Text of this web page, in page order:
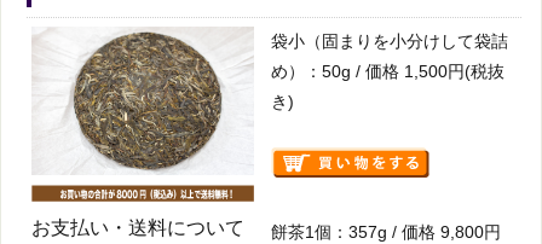
お支払い・送料について
袋小（固まりを小分けして袋詰
め）：50g / 価格 1,500円(税抜
き)
餅茶1個：357g / 価格 9,800円